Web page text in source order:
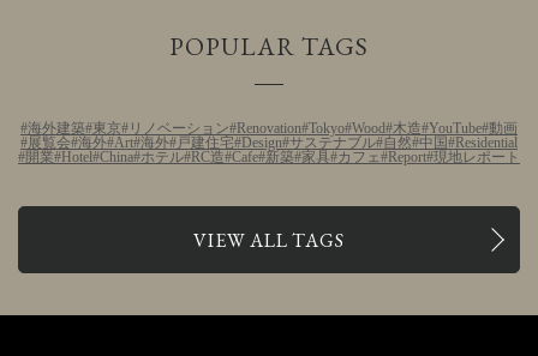
POPULAR TAGS
海外建築 東京 リノベーション Renovation Tokyo Wood 木造 YouTube 動画
展覧会 海外 Art 海外 戸建住宅 Design サステナブル 自然 中国 Residential
開業 Hotel China ホテル RC造 Cafe 新築 家具 カフェ Report 現地レポート
VIEW ALL TAGS